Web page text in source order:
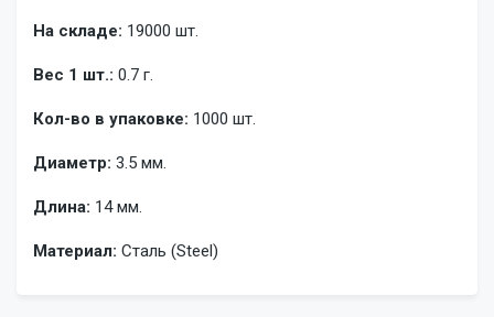
На складе: 19000 шт.
Вес 1 шт.: 0.7 г.
Кол-во в упаковке: 1000 шт.
Диаметр: 3.5 мм.
Длина: 14 мм.
Материал: Сталь (Steel)